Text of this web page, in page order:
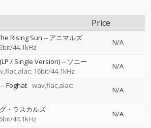
Price
Rising Sun -- アニマルズ
44.1kHz
N/A
/ Single Version)-- ソニー
16bit/44.1kHz
N/A
--Foghat wav,flac,alac:
N/A
・ラスカルズ
44.1kHz
N/A